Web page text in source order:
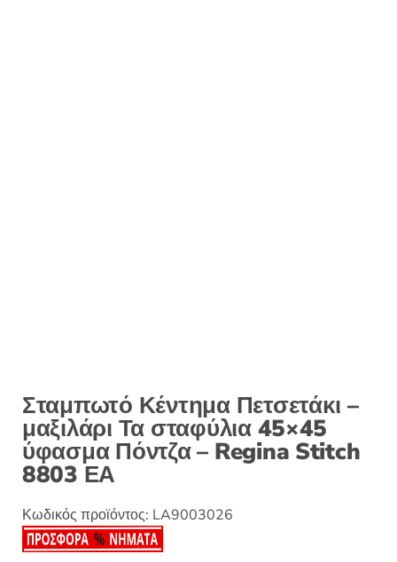
Σταμπωτό Κέντημα Πετσετάκι –
μαξιλάρι Τα σταφύλια 45×45
ύφασμα Πόντζα – Regina Stitch
8803 ΕΑ
Κωδικός προϊόντος: LA9003026